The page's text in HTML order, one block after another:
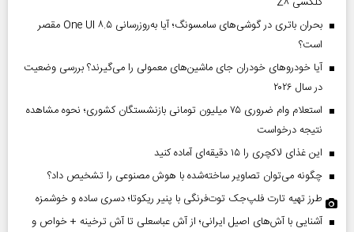
بحران باتری در گوشی‌های سامسونگ؛ آیا به‌روزرسانی One UI ۸.۵ مقصر
است؟
آیا خودروهای خودران جای ماشین‌های معمولی را می‌گیرند؟ بررسی وضعیت
در سال ۲۰۲۶
استعلام وام ضروری ۷۵ میلیون تومانی بازنشستگان کشوری؛ نحوه مشاهده
نتیجه درخواست
این غذای لاکچری را ۱۵ دقیقه‌ای آماده کنید
چگونه می‌توان تصاویر ساخته‌شده با هوش مصنوعی را تشخیص داد؟
طرز تهیه تارت فلپ‌جک توت‌فرنگی با پنیر ریکوتا؛ دسری ساده و خوشمزه
آشنایی با آش‌های اصیل ایرانی؛ از آش عباسعلی تا آش ترخینه + خواص و